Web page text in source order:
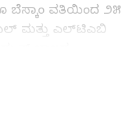
ಬೆಸ್ಕಾಂ ವತಿಯಿಂದ ೨೫
ಮತ್ತು ಎಲ್‌ಟಿಎಬಿ